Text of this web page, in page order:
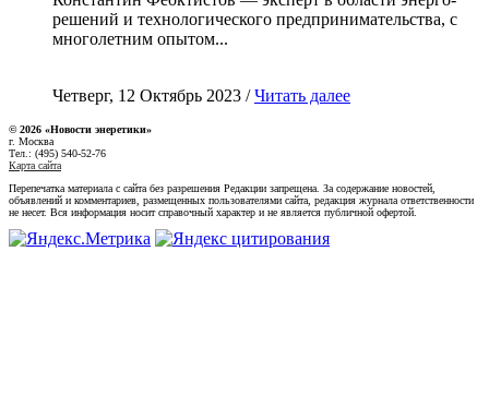
решений и технологического предпринимательства, с
многолетним опытом...
Четверг, 12 Октябрь 2023 /Читать далее
© 2026 «Новости энеретики»
г. Москва
Тел.: (495) 540-52-76
Карта сайта
Перепечатка материала с сайта без разрешения Редакции запрещена. За содержание новостей,
объявлений и комментариев, размещенных пользователями сайта, редакция журнала ответственности
не несет. Вся информация носит справочный характер и не является публичной офертой.